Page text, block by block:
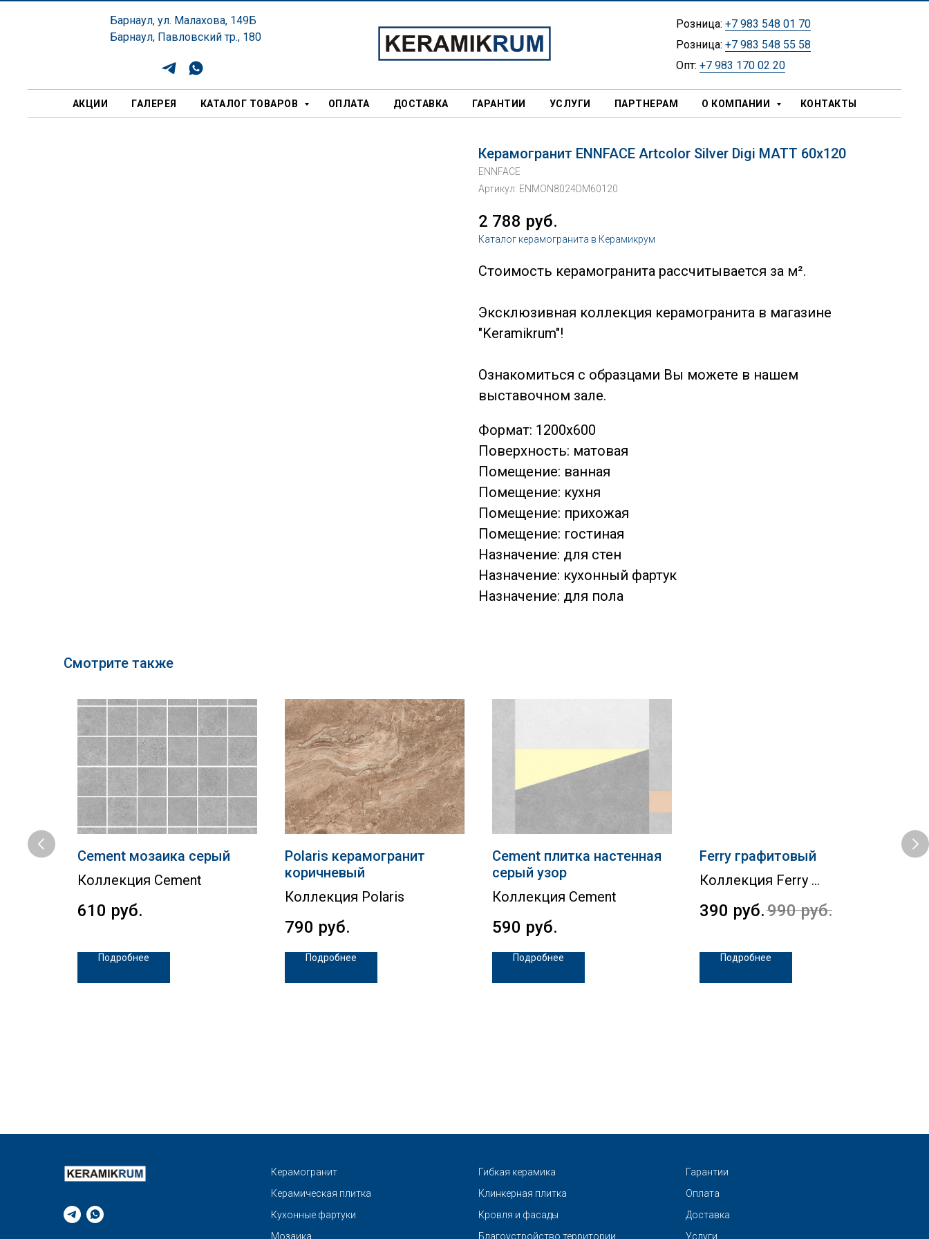
Барнаул, ул. Малахова, 149Б
Барнаул, Павловский тр., 180
Розница: +7 983 548 01 70
Розница: +7 983 548 55 58
Опт: +7 983 170 02 20
АКЦИИ ГАЛЕРЕЯ КАТАЛОГ ТОВАРОВ ОПЛАТА ДОСТАВКА ГАРАНТИИ УСЛУГИ ПАРТНЕРАМ О КОМПАНИИ КОНТАКТЫ
Керамогранит ENNFACE Artcolor Silver Digi MATT 60х120
ENNFACE
Артикул: ENMON8024DM60120
2 788 руб.
Каталог керамогранита в Керамикрум
Стоимость керамогранита рассчитывается за м².
Эксклюзивная коллекция керамогранита в магазине
"Keramikrum"!
Ознакомиться с образцами Вы можете в нашем
выставочном зале.
Формат: 1200x600
Поверхность: матовая
Помещение: ванная
Помещение: кухня
Помещение: прихожая
Помещение: гостиная
Назначение: для стен
Назначение: кухонный фартук
Назначение: для пола
Смотрите также
Cement мозаика серый
Коллекция Cement
610 руб.
Подробнее
Polaris керамогранит
коричневый
Коллекция Polaris
790 руб.
Подробнее
Cement плитка настенная
серый узор
Коллекция Cement
590 руб.
Подробнее
Ferry графитовый
Коллекция Ferry
390 руб.990 руб.
Подробнее
Керамогранит
Керамическая плитка
Кухонные фартуки
Мозаика
Гибкая керамика
Клинкерная плитка
Кровля и фасады
Благоустройство территории
Гарантии
Оплата
Доставка
Услуги